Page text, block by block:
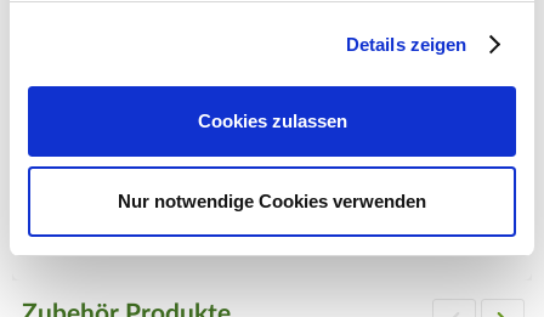
Details zeigen
Cookies zulassen
Nur notwendige Cookies verwenden
E-Mail: info@as-garten.de